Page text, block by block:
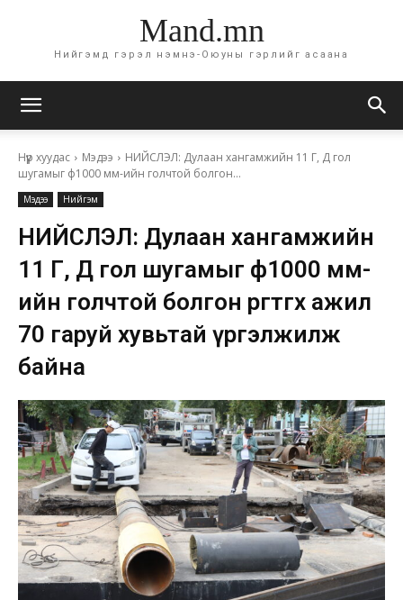
Mand.mn
Нийгэмд гэрэл нэмнэ-Оюуны гэрлийг асаана
Нүүр хуудас Мэдээ
НИЙСЛЭЛ: Дулаан хангамжийн 11 Г, Д гол
шугамыг ф1000 мм-ийн голчтой болгон...
Мэдээ Нийгэм
НИЙСЛЭЛ: Дулаан хангамжийн
11 Г, Д гол шугамыг ф1000 мм-
ийн голчтой болгон өргөтгөх ажил
70 гаруй хувьтай үргэлжилж
байна